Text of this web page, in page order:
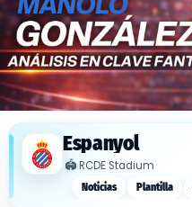
Espanyol
🏟️RCDE Stadium
Noticias Plantilla